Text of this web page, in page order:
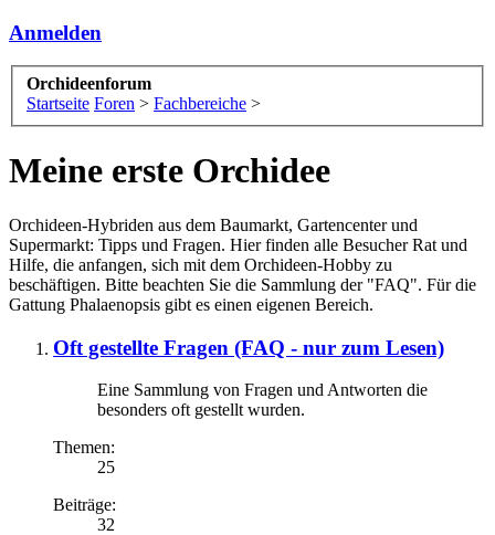
Anmelden
Orchideenforum
Startseite Foren > Fachbereiche >
Meine erste Orchidee
Orchideen-Hybriden aus dem Baumarkt, Gartencenter und
Supermarkt: Tipps und Fragen. Hier finden alle Besucher Rat und
Hilfe, die anfangen, sich mit dem Orchideen-Hobby zu
beschäftigen. Bitte beachten Sie die Sammlung der "FAQ". Für die
Gattung Phalaenopsis gibt es einen eigenen Bereich.
Oft gestellte Fragen (FAQ - nur zum Lesen)
Eine Sammlung von Fragen und Antworten die
besonders oft gestellt wurden.
Themen:
25
Beiträge:
32